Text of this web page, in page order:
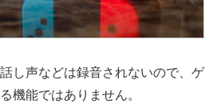
し声などは録音されないので、ゲ
機能ではありません。